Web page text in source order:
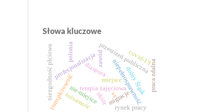
Słowa kluczowe
profesjonalizacjazawód
terapia zajęciowaniepełnosprawność
miejsce
nie-miejsce
przestrzeń publiczna
dolny Śląsk
transpłciowośćtożsamość
niezgodność płciowa migracje
diaspora
polonia
praca zdalna
rynek pracy
covid-19
ubiórvr